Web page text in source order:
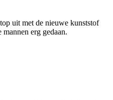
uit met de nieuwe kunststof
erg gedaan.